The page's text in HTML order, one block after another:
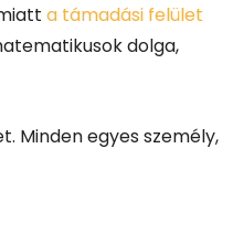
a támadási felület
dolga,
Minden egyes személy,